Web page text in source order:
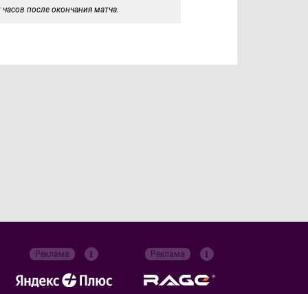
после окончания матча.
Реклама Реклама